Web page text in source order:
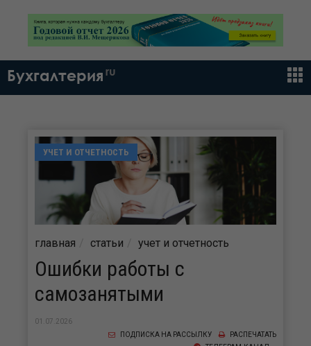
Бухгалтерия ru
УЧЕТ И ОТЧЕТНОСТЬ
главная статьи учет и отчетность
Ошибки работы с
самозанятыми
01.07.2026
РАСПЕЧАТАТЬ
ПОДПИСКА НА РАССЫЛКУ